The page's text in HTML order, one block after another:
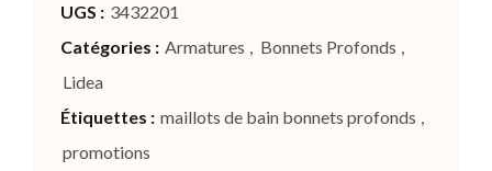
UGS : 3432201
Catégories : Armatures , Bonnets Profonds ,
Lidea
Étiquettes : maillots de bain bonnets profonds ,
promotions